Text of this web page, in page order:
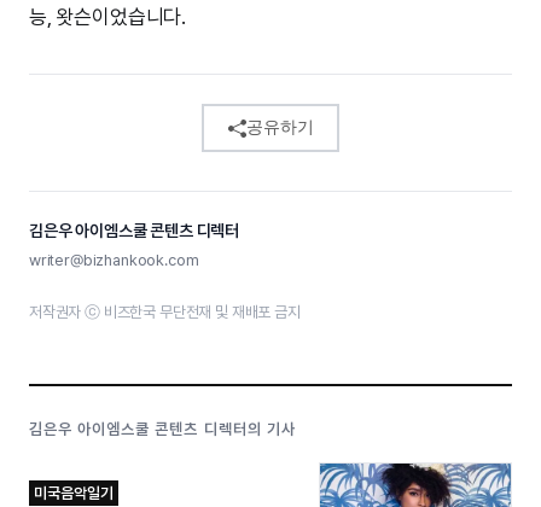
능, 왓슨이었습니다.
공유하기
김은우 아이엠스쿨 콘텐츠 디렉터
writer@bizhankook.com
저작권자 ⓒ 비즈한국 무단전재 및 재배포 금지
김은우 아이엠스쿨 콘텐츠 디렉터의 기사
미국음악일기